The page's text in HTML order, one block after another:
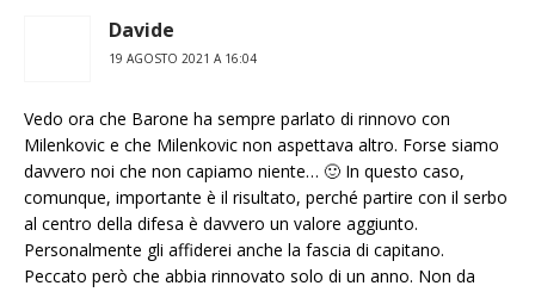
Davide
19 AGOSTO 2021 A 16:04
Vedo ora che Barone ha sempre parlato di rinnovo con
Milenkovic e che Milenkovic non aspettava altro. Forse siamo
davvero noi che non capiamo niente… 🙂 In questo caso,
comunque, importante è il risultato, perché partire con il serbo
al centro della difesa è davvero un valore aggiunto.
Personalmente gli affiderei anche la fascia di capitano.
Peccato però che abbia rinnovato solo di un anno. Non da